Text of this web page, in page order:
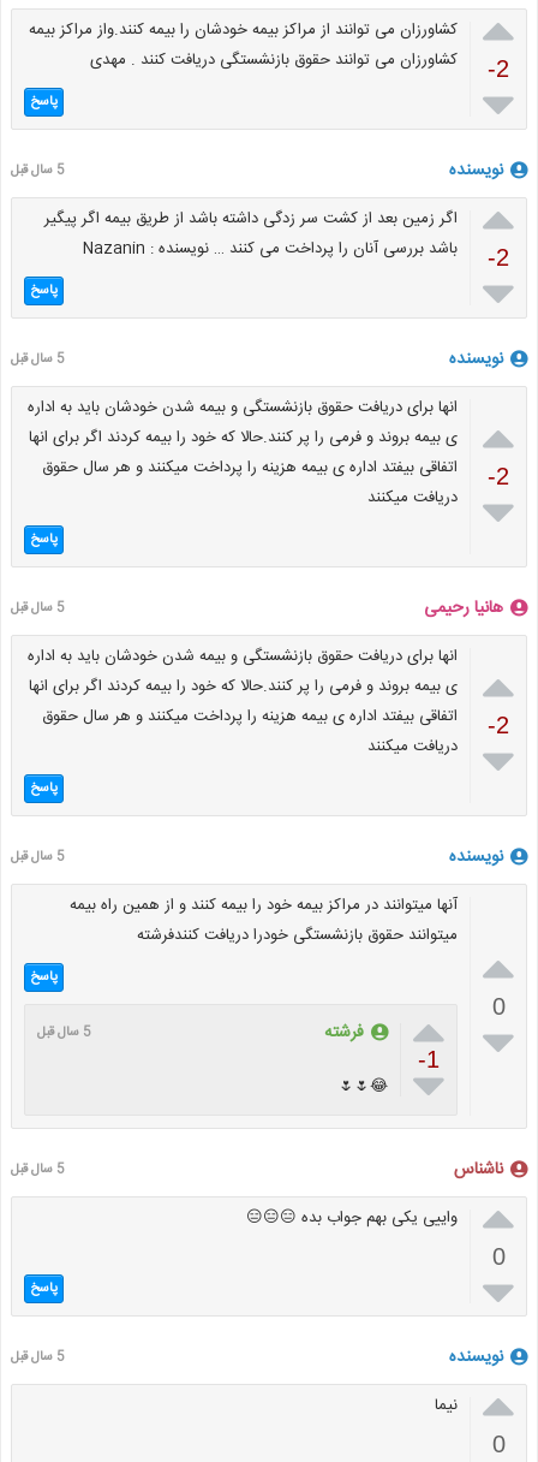

-2

کشاورزان می توانند از مراکز بیمه خودشان را بیمه کنند.واز مراکز بیمه
کشاورزان می توانند حقوق بازنشستگی دریافت کنند . مهدی
پاسخ
نویسنده 5 سال قبل

-2

اگر زمین بعد از کشت سر زدگی داشته باشد از طریق بیمه اگر پیگیر
باشد بررسی آنان را پرداخت می کنند … نویسنده : Nazanin
پاسخ
نویسنده 5 سال قبل

-2

انها برای دریافت حقوق بازنشستگی و بیمه شدن خودشان باید به اداره
ی بیمه بروند و فرمی را پر کنند.حالا که خود را بیمه کردند اگر برای انها
اتفاقی بیفتد اداره ی بیمه هزینه را پرداخت میکنند و هر سال حقوق
دریافت میکنند
پاسخ
هانیا رحیمی 5 سال قبل

-2

انها برای دریافت حقوق بازنشستگی و بیمه شدن خودشان باید به اداره
ی بیمه بروند و فرمی را پر کنند.حالا که خود را بیمه کردند اگر برای انها
اتفاقی بیفتد اداره ی بیمه هزینه را پرداخت میکنند و هر سال حقوق
دریافت میکنند
پاسخ
نویسنده 5 سال قبل

0

آنها میتوانند در مراکز بیمه خود را بیمه کنند و از همین راه بیمه
میتوانند حقوق بازنشستگی خودرا دریافت کنندفرشته
پاسخ

-1

فرشته 5 سال قبل
😂🌷🌷
ناشناس 5 سال قبل

0

واییی یکی بهم جواب بده 😑😑😑
پاسخ
نویسنده 5 سال قبل

0
نیما